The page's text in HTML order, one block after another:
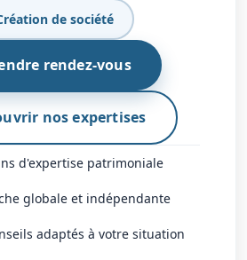
de société
rendez-vous
nos expertises
d'expertise patrimoniale
globale et indépendante
adaptés à votre situation